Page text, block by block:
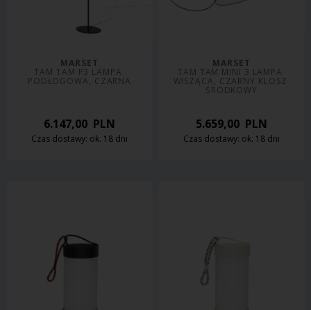
MARSET
TAM TAM P3 LAMPA
PODŁOGOWA, CZARNA
6.147,00 PLN
Czas dostawy: ok. 18 dni
MARSET
TAM TAM MINI 3 LAMPA
WISZĄCA, CZARNY KLOSZ
ŚRODKOWY
5.659,00 PLN
Czas dostawy: ok. 18 dni